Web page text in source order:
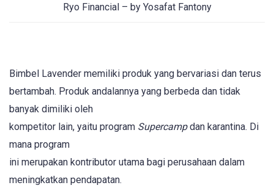
Ryo Financial – by Yosafat Fantony
Bimbel Lavender memiliki produk yang bervariasi dan terus
bertambah. Produk andalannya yang berbeda dan tidak
banyak dimiliki oleh
kompetitor lain, yaitu program Supercampdan karantina. Di
mana program
ini merupakan kontributor utama bagi perusahaan dalam
meningkatkan pendapatan.